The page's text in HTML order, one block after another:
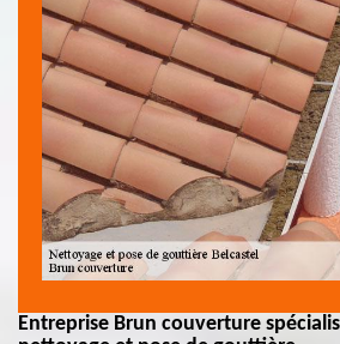
Entreprise Brun couverture